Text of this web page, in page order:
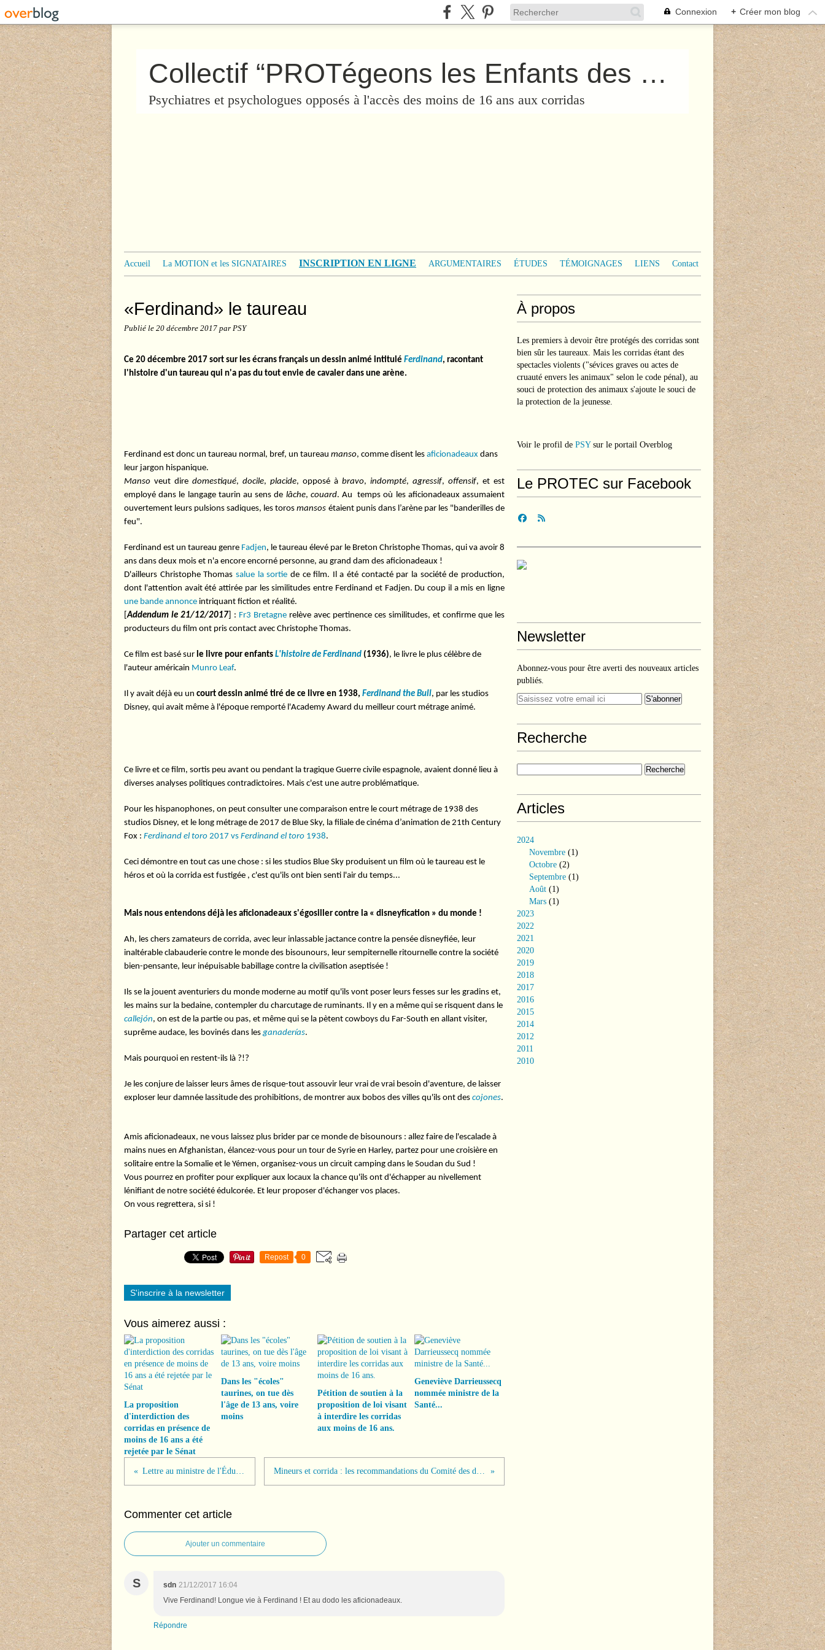
Connexion + Créer mon blog
Collectif “PROTégeons les Enfants des Corridas”
Psychiatres et psychologues opposés à l'accès des moins de 16 ans aux corridas
Accueil La MOTION et les SIGNATAIRES INSCRIPTION EN LIGNE ARGUMENTAIRES ÉTUDES TÉMOIGNAGES LIENS Contact
«Ferdinand» le taureau
Publié le 20 décembre 2017 par PSY
Ce 20 décembre 2017 sort sur les écrans français un dessin animé intitulé Ferdinand, racontant
l'histoire d'un taureau qui n'a pas du tout envie de cavaler dans une arène.
Ferdinand est donc un taureau normal, bref, un taureau manso, comme disent les aficionadeaux dans
leur jargon hispanique.
Manso veut dire domestiqué, docile, placide, opposé à bravo, indompté, agressif, offensif, et est
employé dans le langage taurin au sens de lâche, couard. Au temps où les aficionadeaux assumaient
ouvertement leurs pulsions sadiques, les torosmansos étaient punis dans l’arène par les "banderilles de
feu".
Ferdinand est un taureau genre Fadjen, le taureau élevé par le Breton Christophe Thomas, qui va avoir 8
ans dans deux mois et n'a encore encorné personne, au grand dam des aficionadeaux !
D'ailleurs Christophe Thomas salue la sortie de ce film. Il a été contacté par la société de production,
dont l'attention avait été attirée par les similitudes entre Ferdinand et Fadjen. Du coup il a mis en ligne
une bande annonce intriquant fiction et réalité.
[Addendum le 21/12/2017 ] : Fr3 Bretagne relève avec pertinence ces similitudes, et confirme que les
producteurs du film ont pris contact avec Christophe Thomas.
Ce film est basé sur le livre pour enfants L'histoire de Ferdinand (1936), le livre le plus célèbre de
l'auteur américain Munro Leaf.
Il y avait déjà eu un court dessin animé tiré de ce livre en 1938, Ferdinand the Bull, par les studios
Disney, qui avait même à l'époque remporté l'Academy Award du meilleur court métrage animé.
Ce livre et ce film, sortis peu avant ou pendant la tragique Guerre civile espagnole, avaient donné lieu à
diverses analyses politiques contradictoires. Mais c'est une autre problématique.
Pour les hispanophones, on peut consulter une comparaison entre le court métrage de 1938 des
studios Disney, et le long métrage de 2017 de Blue Sky, la filiale de cinéma d’animation de 21th Century
Fox : Ferdinand el toro 2017 vs Ferdinand el toro 1938.
Ceci démontre en tout cas une chose : si les studios Blue Sky produisent un film où le taureau est le
héros et où la corrida est fustigée , c'est qu'ils ont bien senti l'air du temps...
Mais nous entendons déjà les aficionadeaux s'égosiller contre la « disneyfication » du monde !
Ah, les chers zamateurs de corrida, avec leur inlassable jactance contre la pensée disneyfiée, leur
inaltérable clabauderie contre le monde des bisounours, leur sempiternelle ritournelle contre la société
bien-pensante, leur inépuisable babillage contre la civilisation aseptisée !
Ils se la jouent aventuriers du monde moderne au motif qu'ils vont poser leurs fesses sur les gradins et,
les mains sur la bedaine, contempler du charcutage de ruminants. Il y en a même qui se risquent dans le
callejón, on est de la partie ou pas, et même qui se la pètent cowboys du Far-South en allant visiter,
suprême audace, les bovinés dans lesganaderías.
Mais pourquoi en restent-ils là ?!?
Je les conjure de laisser leurs âmes de risque-tout assouvir leur vrai de vrai besoin d'aventure, de laisser
exploser leur damnée lassitude des prohibitions, de montrer aux bobos des villes qu'ils ont des cojones.
Amis aficionadeaux, ne vous laissez plus brider par ce monde de bisounours : allez faire de l'escalade à
mains nues en Afghanistan, élancez-vous pour un tour de Syrie en Harley, partez pour une croisière en
solitaire entre la Somalie et le Yémen, organisez-vous un circuit camping dans le Soudan du Sud !
Vous pourrez en profiter pour expliquer aux locaux la chance qu'ils ont d'échapper au nivellement
lénifiant de notre société édulcorée. Et leur proposer d'échanger vos places.
On vous regrettera, si si !
Partager cet article
Repost 0
S'inscrire à la newsletter
Vous aimerez aussi :
La proposition
d'interdiction des
corridas en présence de
moins de 16 ans a été
rejetée par le Sénat
Dans les "écoles"
taurines, on tue dès
l'âge de 13 ans, voire
moins
Pétition de soutien à la
proposition de loi visant
à interdire les corridas
aux moins de 16 ans.
Geneviève Darrieussecq
nommée ministre de la
Santé...
Lettre au ministre de l'Éducation nationale Mineurs et corrida : les recommandations du Comité des droits de l’enfant à l’Espagne
Commenter cet article
Ajouter un commentaire
S sdn 21/12/2017 16:04
Vive Ferdinand! Longue vie à Ferdinand ! Et au dodo les aficionadeaux.
Répondre
À propos
Les premiers à devoir être protégés des corridas sont
bien sûr les taureaux. Mais les corridas étant des
spectacles violents ("sévices graves ou actes de
cruauté envers les animaux" selon le code pénal), au
souci de protection des animaux s'ajoute le souci de
la protection de la jeunesse.
Voir le profil de PSYsur le portail Overblog
Le PROTEC sur Facebook
Newsletter
Abonnez-vous pour être averti des nouveaux articles
publiés.
Recherche
Articles
2024
Novembre (1)
Octobre (2)
Septembre (1)
Août (1)
Mars (1)
2023
2022
2021
2020
2019
2018
2017
2016
2015
2014
2012
2011
2010